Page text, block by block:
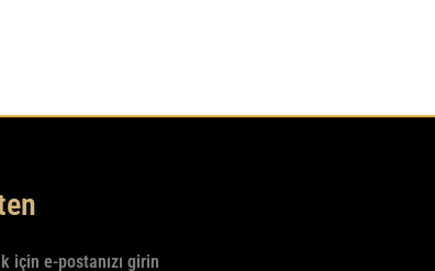
için e-postanızı girin